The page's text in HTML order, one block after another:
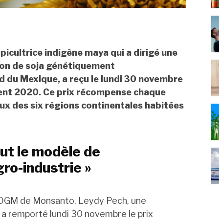
indigène maya qui a dirigé une
de soja génétiquement
du Mexique, a reçu le lundi 30 novembre
2020. Ce prix récompense chaque
des six régions continentales habitées
le modèle de
industrie »
de Monsanto, Leydy Pech, une
remporté lundi 30 novembre le prix